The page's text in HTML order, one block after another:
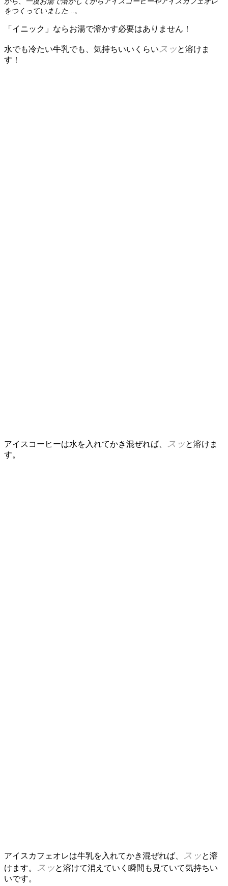
をつくっていました…。
「イニック」ならお湯で溶かす必要はありません！
水でも冷たい牛乳でも、気持ちいいくらいスッと溶けま
す！
アイスコーヒーは水を入れてかき混ぜれば、 スッと溶けま
す。
アイスカフェオレは牛乳を入れてかき混ぜれば、 スッと溶
けます。
スッと溶けて消えていく瞬間も見ていて気持ちい
いです。